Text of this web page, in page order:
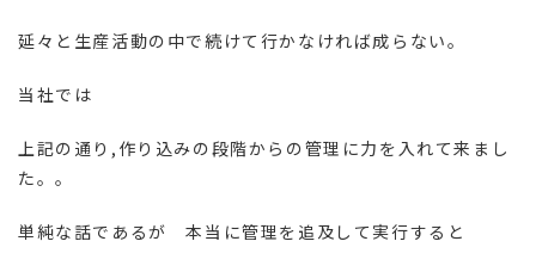
延々と生産活動の中で続けて行かなければ成らない。
当社では
上記の通り,作り込みの段階からの管理に力を入れて来まし
た。。
単純な話であるが 本当に管理を追及して実行すると